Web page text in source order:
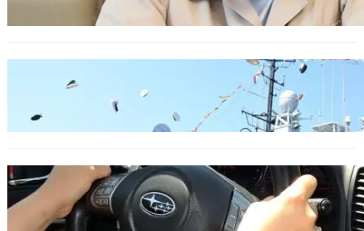
примамка
Варна посрещна новите офицери на ВМС
ОБЩЕСТВО
Възможни ограничения за Waze в Европа
след решение на Съда на ЕС